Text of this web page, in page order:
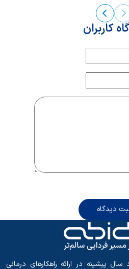
کاربران
دیدگاه
پیشینه در ارائه راهکارهای درمانی